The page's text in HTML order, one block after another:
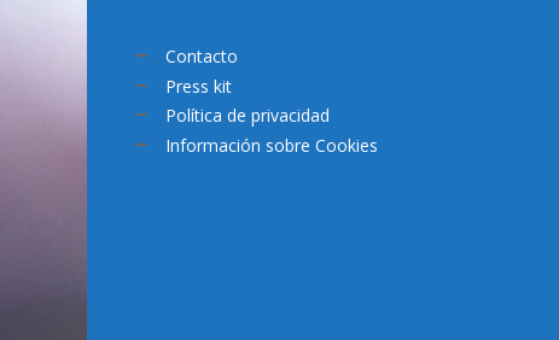
Contacto
Press kit
Política de privacidad
Información sobre Cookies